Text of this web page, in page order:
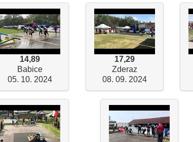
14,89
Babice
05. 10. 2024
17,29
Zderaz
08. 09. 2024